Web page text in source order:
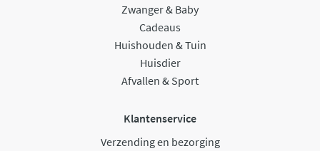
Zwanger & Baby
Cadeaus
Huishouden & Tuin
Huisdier
Afvallen & Sport
Klantenservice
Verzending en bezorging